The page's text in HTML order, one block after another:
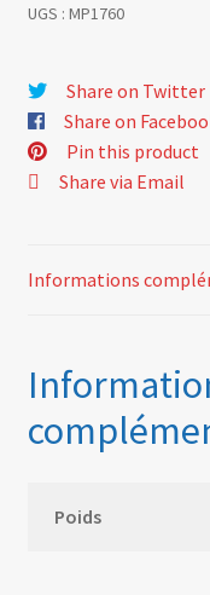
UGS : MP1760
Share on Twitter
Share on
Pin this product
Share via Email
Informations
Poids